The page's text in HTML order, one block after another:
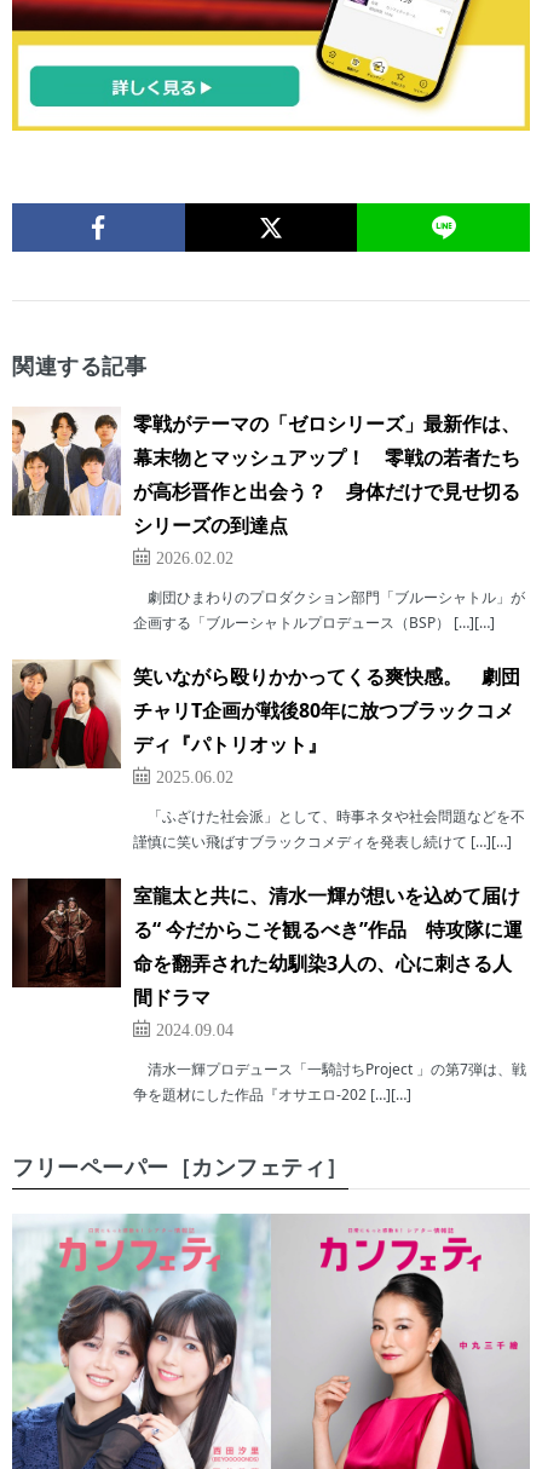
関連する記事
零戦がテーマの「ゼロシリーズ」最新作は、
幕末物とマッシュアップ！ 零戦の若者たち
が高杉晋作と出会う？ 身体だけで見せ切る
シリーズの到達点
2026.02.02
劇団ひまわりのプロダクション部門「ブルーシャトル」が
企画する「ブルーシャトルプロデュース（BSP） […][…]
笑いながら殴りかかってくる爽快感。 劇団
チャリT企画が戦後80年に放つブラックコメ
ディ『パトリオット』
2025.06.02
「ふざけた社会派」として、時事ネタや社会問題などを不
謹慎に笑い飛ばすブラックコメディを発表し続けて […][…]
室龍太と共に、清水一輝が想いを込めて届け
る“ 今だからこそ観るべき”作品 特攻隊に運
命を翻弄された幼馴染3人の、心に刺さる人
間ドラマ
2024.09.04
清水一輝プロデュース「一騎討ちProject 」の第7弾は、戦
争を題材にした作品『オサエロ-202 […][…]
フリーペーパー［カンフェティ］